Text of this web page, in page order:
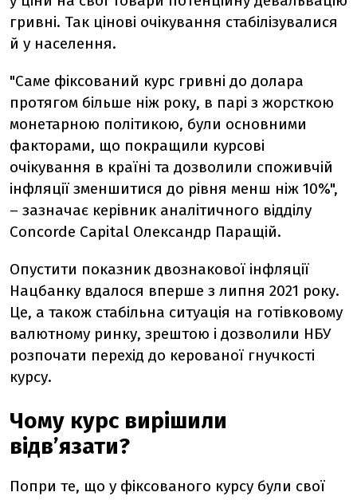
гривні. Так цінові очікування стабілізувалися
й у населення.
"Саме фіксований курс гривні до долара
протягом більше ніж року, в парі з жорсткою
монетарною політикою, були основними
факторами, що покращили курсові
очікування в країні та дозволили споживчій
інфляції зменшитися до рівня менш ніж 10%",
– зазначає керівник аналітичного відділу
Concorde Capital Олександр Паращій.
Опустити показник двознакової інфляції
Нацбанку вдалося вперше з липня 2021 року.
Це, а також стабільна ситуація на готівковому
валютному ринку, зрештою і дозволили НБУ
розпочати перехід до керованої гнучкості
курсу.
Чому курс вирішили
відв’язати?
Попри те, що у фіксованого курсу були свої